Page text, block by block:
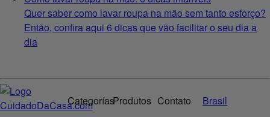
Quer saber como lavar roupa na mão sem tanto esforço?
Então, confira aqui 6 dicas que vão facilitar o seu dia a
dia
CategoríasProdutos Contato
Brasil